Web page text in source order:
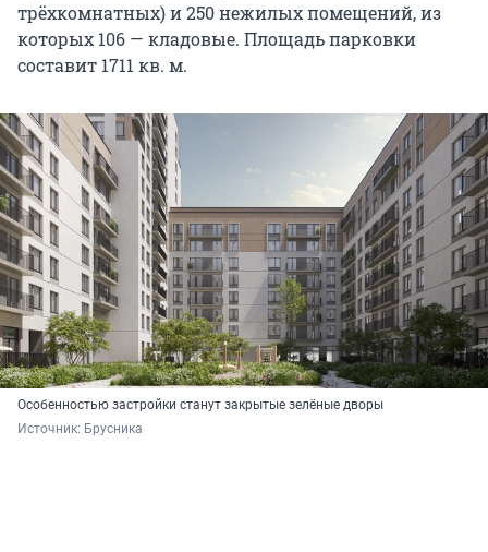
трёхкомнатных) и 250 нежилых помещений, из
которых 106 — кладовые. Площадь парковки
составит 1711 кв. м.
Особенностью застройки станут закрытые зелёные дворы
Источник: Брусника